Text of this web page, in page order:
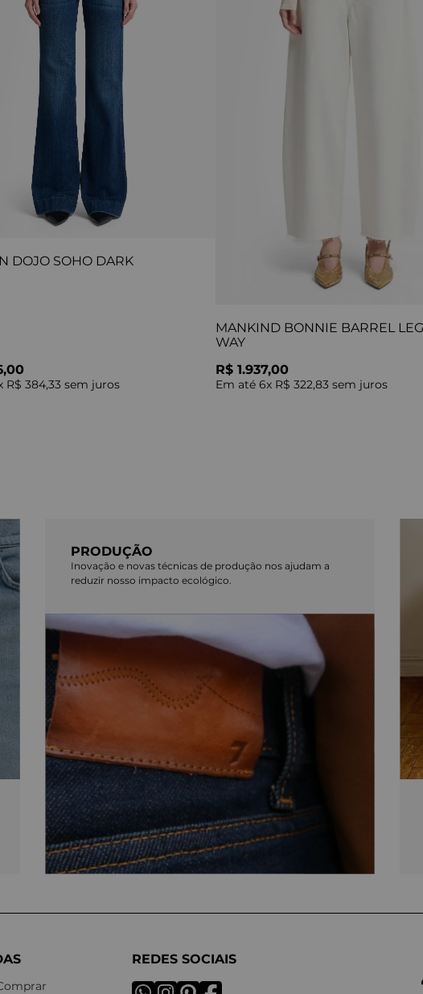
DOJO SOHO DARK
R$ 384,33 sem juros
MANKIND BONNIE BARREL
WAY
R$ 1.937,00
Em até 6x R$ 322,83 sem juros
PRODUÇÃO
Inovação e novas técnicas de produção nos ajudam a
reduzir nosso impacto ecológico.
REDES SOCIAIS